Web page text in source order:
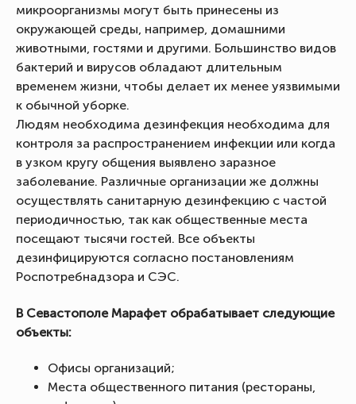
микроорганизмы могут быть принесены из
окружающей среды, например, домашними
животными, гостями и другими. Большинство видов
бактерий и вирусов обладают длительным
временем жизни, чтобы делает их менее уязвимыми
к обычной уборке.
Людям необходима дезинфекция необходима для
контроля за распространением инфекции или когда
в узком кругу общения выявлено заразное
заболевание. Различные организации же должны
осуществлять санитарную дезинфекцию с частой
периодичностью, так как общественные места
посещают тысячи гостей. Все объекты
дезинфицируются согласно постановлениям
Роспотребнадзора и СЭС.
В Севастополе Марафет обрабатывает следующие
объекты:
Офисы организаций;
Места общественного питания (рестораны,